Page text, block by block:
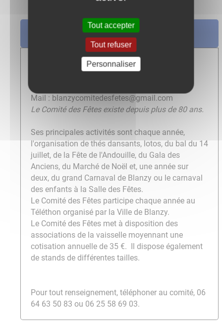
Comité des Fêtes ▼
Monsieur Pascal BEUGRAS, Président
Mail : blanzycomitedesfetes@gmail.com
Le Comité des Fêtes existe depuis plus de 80 ans.
Ses principales activités sont chaque année,
l'organisation de thés dansants, lotos, du bal du 14
juillet, de la Fête de l'Andouille, du Gala des
Anciens, du Marché de Noël et, une année sur
deux, du grand Carnaval de Blanzy ou le carnaval
des enfants à la Salle des Fêtes.
Le Comité des Fêtes participe chaque année au
Téléthon organisé par la Ville de Blanzy.
Le Comité des Fêtes met à disposition des
associations de la vaisselle moyennant une
cotisation annuelle de 35 €. Il dispose également
de stands de différentes tailles.
Pour tout renseignement, téléphoner au comité, 06
64 63 50 83 ou 06 25 58 69 03.
Tout accepter
Tout refuser
Personnaliser